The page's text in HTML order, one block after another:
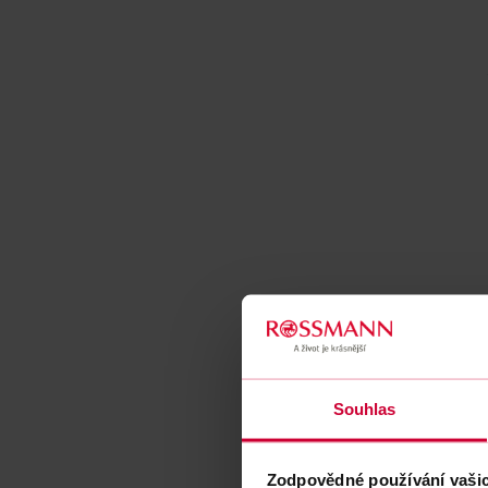
Souhlas
Zodpovědné používání